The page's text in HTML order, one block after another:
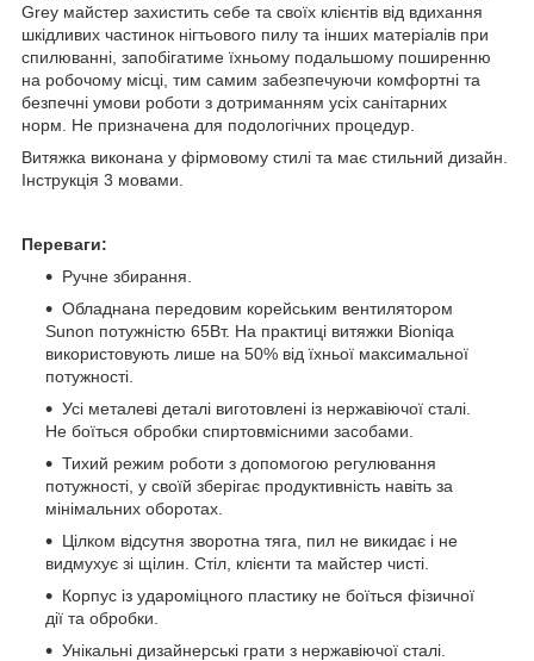
Grey майстер захистить себе та своїх клієнтів від вдихання
шкідливих частинок нігтьового пилу та інших матеріалів при
спилюванні, запобігатиме їхньому подальшому поширенню
на робочому місці, тим самим забезпечуючи комфортні та
безпечні умови роботи з дотриманням усіх санітарних
норм. Не призначена для подологічних процедур.
Витяжка виконана у фірмовому стилі та має стильний дизайн.
Інструкція 3 мовами.
Переваги:
Ручне збирання.
Обладнана передовим корейським вентилятором
Sunon потужністю 65Вт. На практиці витяжки Bioniqa
використовують лише на 50% від їхньої максимальної
потужності.
Усі металеві деталі виготовлені із нержавіючої сталі.
Не боїться обробки спиртовмісними засобами.
Тихий режим роботи з допомогою регулювання
потужності, у своїй зберігає продуктивність навіть за
мінімальних оборотах.
Цілком відсутня зворотна тяга, пил не викидає і не
видмухує зі щілин. Стіл, клієнти та майстер чисті.
Корпус із удароміцного пластику не боїться фізичної
дії та обробки.
Унікальні дизайнерські грати з нержавіючої сталі.